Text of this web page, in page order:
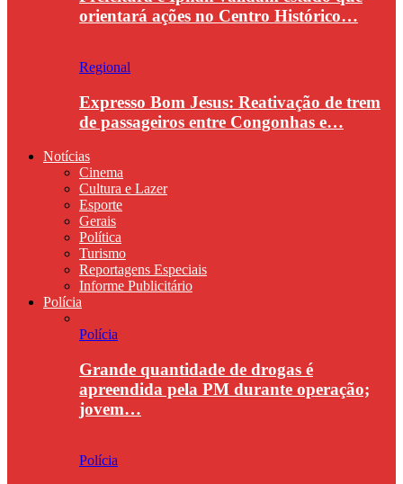
orientará ações no Centro Histórico…
Regional
Expresso Bom Jesus: Reativação de trem
de passageiros entre Congonhas e…
Notícias
Cinema
Cultura e Lazer
Esporte
Gerais
Política
Turismo
Reportagens Especiais
Informe Publicitário
Polícia
Polícia
Grande quantidade de drogas é
apreendida pela PM durante operação;
jovem…
Polícia